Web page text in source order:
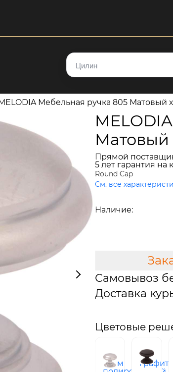
Мебельная ручка 805 Матовый
Матовый
Прямой
5 лет гарантия на
Round Cap
См. все
Наличие:
Самовывоз
Доставка
Цветовые
хром
графит